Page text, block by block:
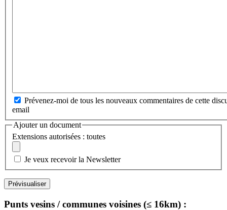
Prévenez-moi de tous les nouveaux commentaires de cette
email
Ajouter un document
Extensions autorisées : toutes
Je veux recevoir la Newsletter
Punts vesins / communes voisines (≤ 16km) :